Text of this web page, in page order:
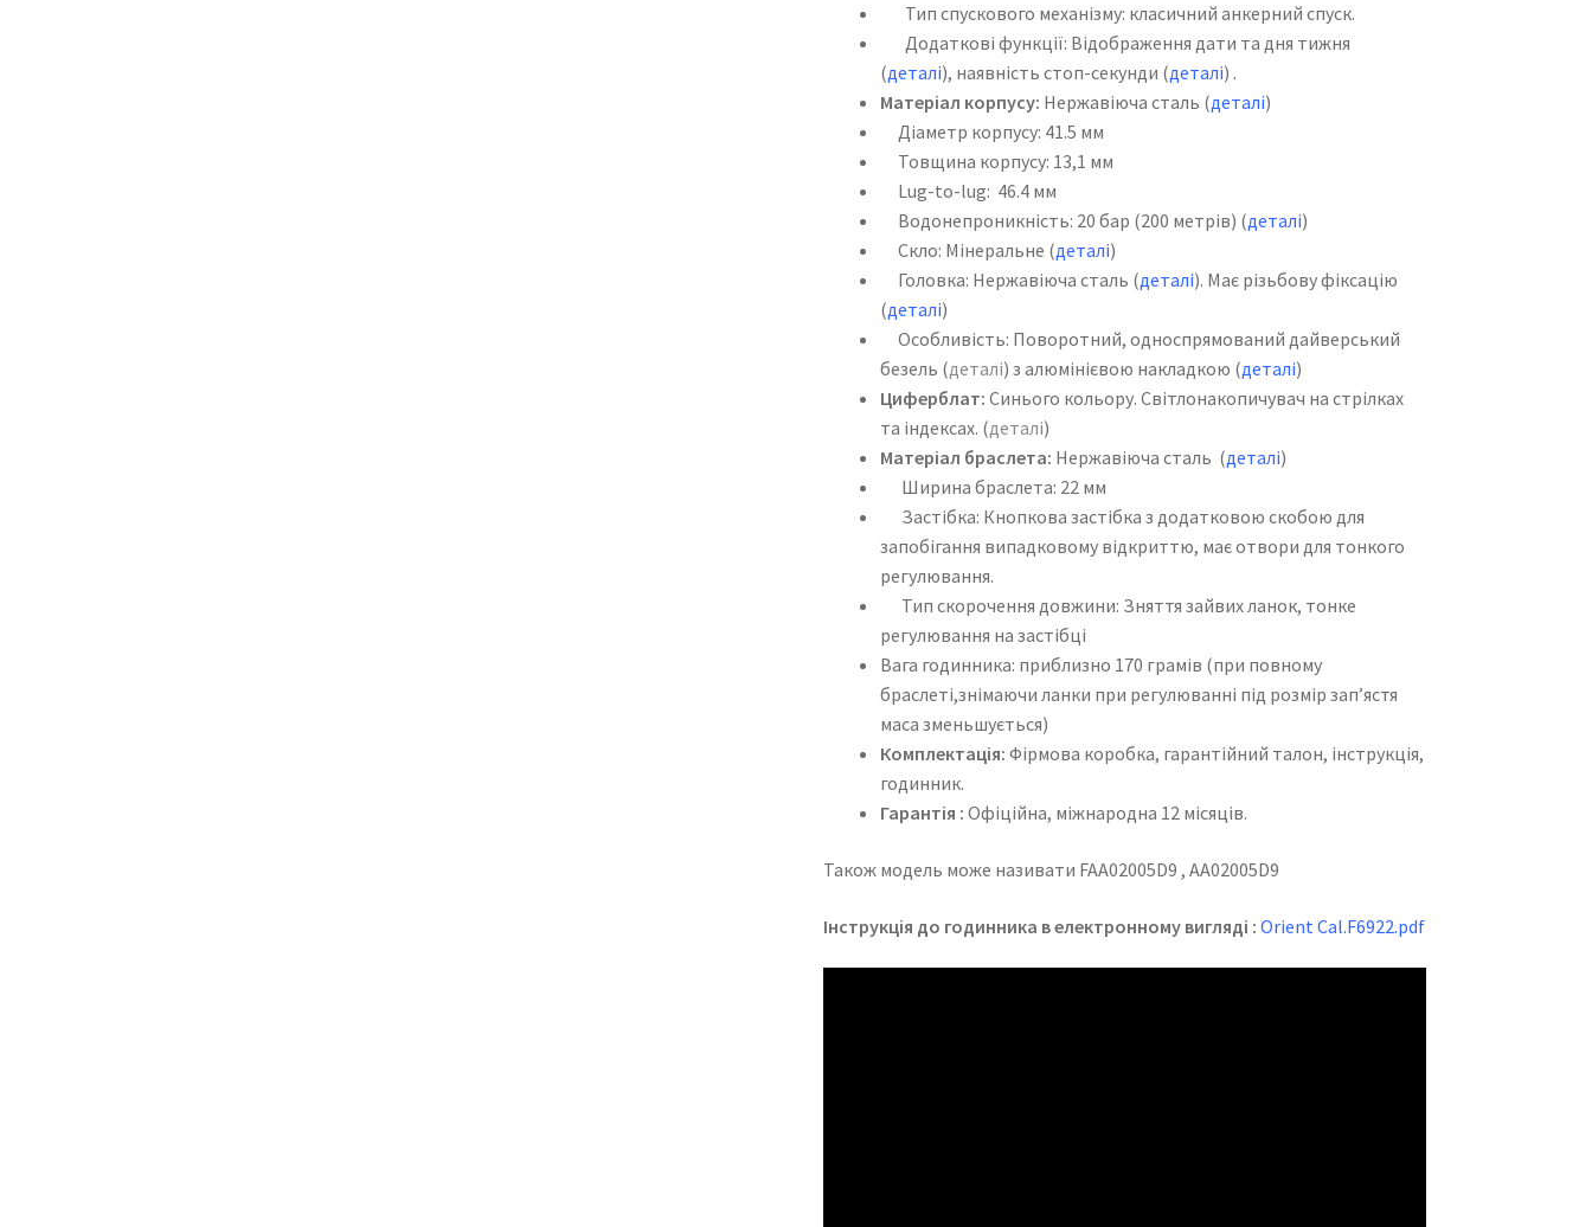
Тип спускового механізму: класичний анкерний спуск.
Додаткові функції: Відображення дати та дня тижня
(деталі), наявність стоп-секунди (деталі) .
Матеріал корпусу: Нержавіюча сталь (деталі)
Діаметр корпусу: 41.5 мм
Товщина корпусу: 13,1 мм
Lug-to-lug: 46.4 мм
Водонепроникність: 20 бар (200 метрів) (деталі)
Скло: Мінеральне (деталі)
Головка: Нержавіюча сталь (деталі). Має різьбову фіксацію
(деталі)
Особливість: Поворотний, односпрямований дайверський
безель (деталі) з алюмінієвою накладкою (деталі)
Циферблат: Синього кольору. Світлонакопичувач на стрілках
та індексах. (деталі)
Матеріал браслета: Нержавіюча сталь (деталі)
Ширина браслета: 22 мм
Застібка: Кнопкова застібка з додатковою скобою для
запобігання випадковому відкриттю, має отвори для тонкого
регулювання.
Тип скорочення довжини: Зняття зайвих ланок, тонке
регулювання на застібці
Вага годинника: приблизно 170 грамів (при повному
браслеті,знімаючи ланки при регулюванні під розмір зап’ястя
маса зменьшується)
Комплектація: Фірмова коробка, гарантійний талон, інструкція,
годинник.
Гарантія : Офіційна, міжнародна 12 місяців.
Також модель може називати FAA02005D9 , AA02005D9
Інструкція до годинника в електронному вигляді : Orient Cal.F6922.pdf